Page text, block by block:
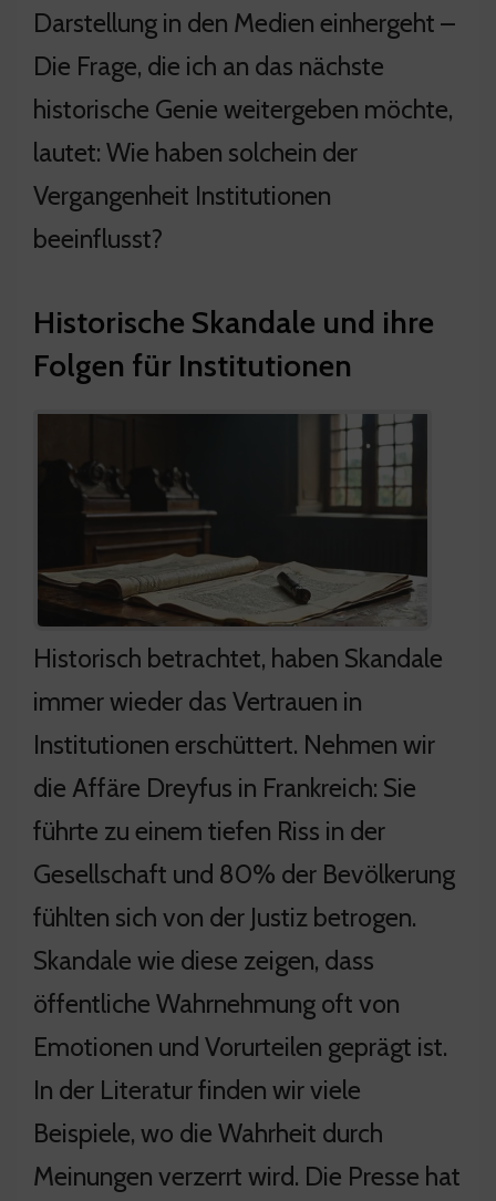
Darstellung in den Medien einhergeht –
Die Frage, die ich an das nächste
historische Genie weitergeben möchte,
lautet: Wie haben solchein der
Vergangenheit Institutionen
beeinflusst?
Historische Skandale und ihre
Folgen für Institutionen
Historisch betrachtet, haben Skandale
immer wieder das Vertrauen in
Institutionen erschüttert. Nehmen wir
die Affäre Dreyfus in Frankreich: Sie
führte zu einem tiefen Riss in der
Gesellschaft und 80% der Bevölkerung
fühlten sich von der Justiz betrogen.
Skandale wie diese zeigen, dass
öffentliche Wahrnehmung oft von
Emotionen und Vorurteilen geprägt ist.
In der Literatur finden wir viele
Beispiele, wo die Wahrheit durch
Meinungen verzerrt wird. Die Presse hat